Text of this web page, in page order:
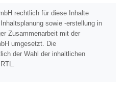
rechtlich für diese Inhalte
sowie -erstellung in
Zusammenarbeit mit der
umgesetzt. Die
der Wahl der inhaltlichen